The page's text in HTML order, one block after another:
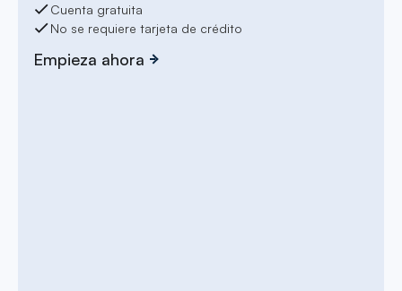
Cuenta gratuita
No se requiere tarjeta de crédito
Empieza ahora